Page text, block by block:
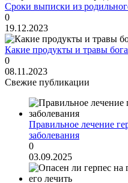
Сроки выписки из
0
19.12.2023
Какие продукты и травы
0
08.11.2023
Свежие публикации
Правильное лечение
заболевания
0
03.09.2025